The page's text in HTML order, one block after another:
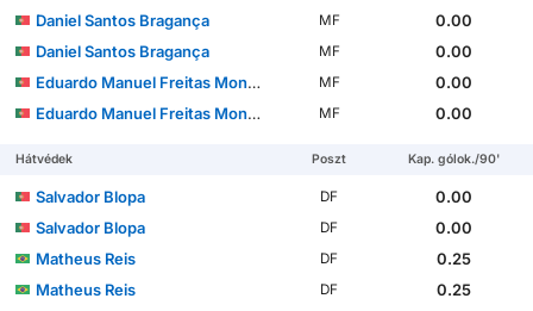
Daniel Santos Bragança
MF
0.00
Daniel Santos Bragança
MF
0.00
Eduardo Manuel Freitas Monteiro Ferreira Felicíssimo
MF
0.00
Eduardo Manuel Freitas Monteiro Ferreira Felicíssimo
MF 0.00
Hátvédek Poszt Kap. gólok./90'
Salvador Blopa DF
0.00
Salvador Blopa
DF
0.00
Matheus Reis
DF
0.25
Matheus Reis
DF
0.25